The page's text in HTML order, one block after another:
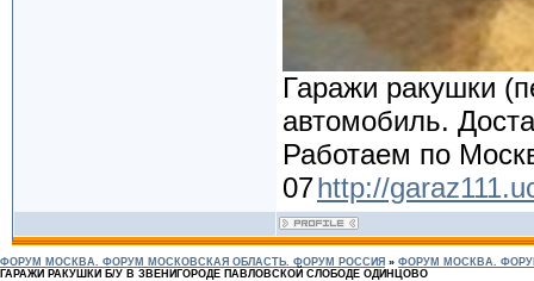
Гаражи ракушки
автомобиль.
Работаем по
07http://
ФОРУМ МОСКВА. ФОРУМ МОСКОВСКАЯ ОБЛАСТЬ. ФОРУМ РОССИЯ » ФОРУМ МОСКВА.
ГАРАЖИ РАКУШКИ Б/У В ЗВЕНИГОРОДЕ ПАВЛОВСКОЙ СЛОБОДЕ ОДИНЦОВО